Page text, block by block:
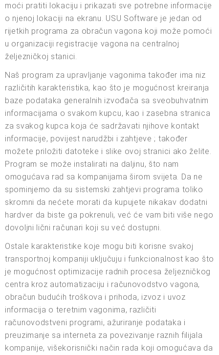
moći pratiti lokaciju i prikazati sve potrebne informacije
o njenoj lokaciji na ekranu. USU Software je jedan od
rijetkih programa za obračun vagona koji može pomoći
u organizaciji registracije vagona na centralnoj
željezničkoj stanici.
Naš program za upravljanje vagonima također ima niz
različitih karakteristika, kao što je mogućnost kreiranja
baze podataka generalnih izvođača sa sveobuhvatnim
informacijama o svakom kupcu, kao i zasebna stranica
za svakog kupca koja će sadržavati njihove kontakt
informacije, povijest narudžbi i zahtjeve ; također
možete priložiti datoteke i slike ovoj stranici ako želite.
Program se može instalirati na daljinu, što nam
omogućava rad sa kompanijama širom svijeta. Da ne
spominjemo da su sistemski zahtjevi programa toliko
skromni da nećete morati da kupujete nikakav dodatni
hardver da biste ga pokrenuli, već će vam biti više nego
dovoljni lični računari koji su već dostupni.
Ostale karakteristike koje mogu biti korisne svakoj
transportnoj kompaniji uključuju i funkcionalnost kao što
je mogućnost optimizacije radnih procesa željezničkog
centra kroz automatizaciju i računovodstvo vagona,
obračun budućih troškova i prihoda, izvoz i uvoz
informacija o teretnim vagonima, različiti
računovodstveni programi, ažuriranje podataka i
preuzimanje sa interneta za povezivanje raznih filijala
kompanije, višekorisnički način rada koji omogućava da